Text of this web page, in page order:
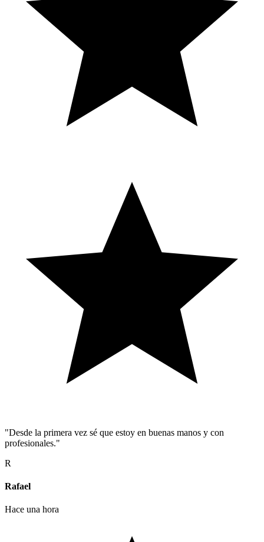
"Desde la primera vez sé que estoy en buenas manos y con
profesionales."
R
Rafael
Hace una hora